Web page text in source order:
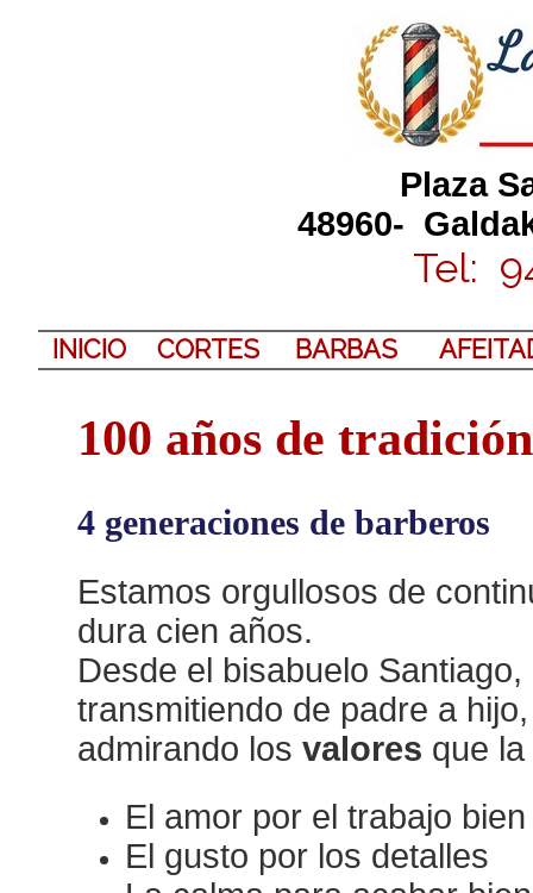
Plaza
48960-
Tel:
INICIO CORTES BARBAS
100 años de
4 generaciones de barberos
Estamos orgullosos de
dura cien años.
Desde el bisabuelo
transmitiendo de padre a
admirando los valores que
El amor por el trabajo
El gusto por los detalles